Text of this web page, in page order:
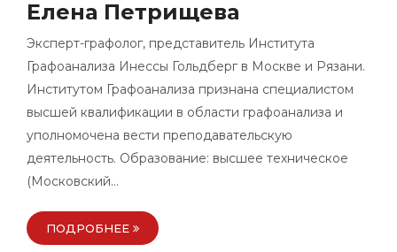
Елена Петрищева
Эксперт-графолог, представитель Института
Графоанализа Инессы Гольдберг в Москве и Рязани.
Институтом Графоанализа признана специалистом
высшей квалификации в области графоанализа и
уполномочена вести преподавательскую
деятельность. Образование: высшее техническое
(Московский…
ПОДРОБНЕЕ